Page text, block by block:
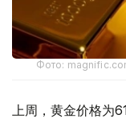
Фото:
上周，黄金价格为